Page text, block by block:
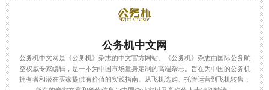
公务机中文网
公务机中文网是《公务机》杂志的中文官方网站。《公务机》杂志由国际公务航
空权威专家编辑，是一本为中国市场量身定制的高端杂志。旨在为中国的公务机
拥有者和潜在买家提供有价值的实践指南。从飞机选购、托管运营到飞机转售，